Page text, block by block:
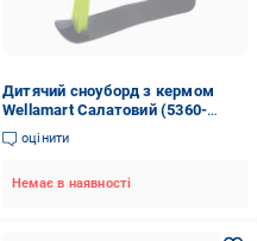
Дитячий сноуборд з кермом
Wellamart Салатовий (5360-
0006)
оцінити
Немає в наявності